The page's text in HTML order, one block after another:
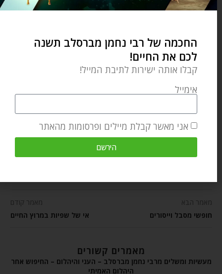
OZER BERGMAN
Breslov Research Institute, a
Where Earth and Heaven Kiss: A
Practical Guide to Rebbe
Nachman's Path of Meditation.
מאמר הבא
חופשי מסבל וייסורים
מאמר קודם
אי של שפיות במרוץ החיים
מאמרים קשורים
מעשיות ומשלים מרבי נחמן מברסלב – העני והיהלום – החיפוש אחר
היהלום האמיתי
החכמה של רבי נחמן מברסלב תשנה
לכם את החיים!
קבלו אותה ישירות לתיבת המייל!
אימייל
אני מאשר קבלת מיילים ופרסומות מהאתר
הירשם